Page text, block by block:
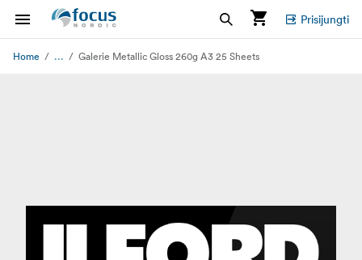
Prisijungti
Home ... Galerie Metallic Gloss 260g A3 25 Sheets